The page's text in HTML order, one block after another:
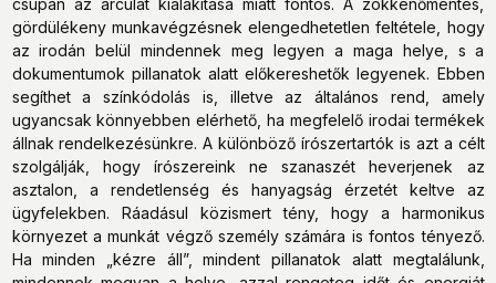
gördülékeny munkavégzésnek elengedhetetlen feltétele, hogy
az irodán belül mindennek meg legyen a maga helye, s a
dokumentumok pillanatok alatt előkereshetők legyenek. Ebben
segíthet a színkódolás is, illetve az általános rend, amely
ugyancsak könnyebben elérhető, ha megfelelő irodai termékek
állnak rendelkezésünkre. A különböző írószertartók is azt a célt
szolgálják, hogy írószereink ne szanaszét heverjenek az
asztalon, a rendetlenség és hanyagság érzetét keltve az
ügyfelekben. Ráadásul közismert tény, hogy a harmonikus
környezet a munkát végző személy számára is fontos tényező.
Ha minden „kézre áll”, mindent pillanatok alatt megtalálunk,